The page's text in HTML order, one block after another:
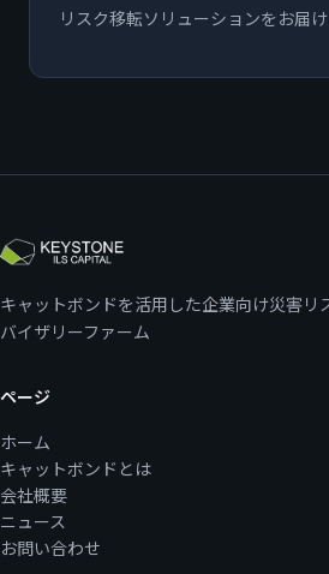
リスク移転ソリューションをお届け
キャットボンドを活用した企業向け災害リ
バイザリーファーム
ページ
ホーム
キャットボンドとは
会社概要
ニュース
お問い合わせ